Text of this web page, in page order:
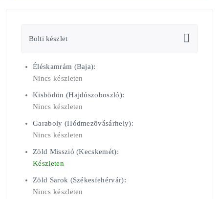
Bolti készlet
Éléskamrám (Baja):
Nincs készleten
Kisbödön (Hajdúszoboszló):
Nincs készleten
Garaboly (Hódmezõvásárhely):
Nincs készleten
Zöld Misszió (Kecskemét):
Készleten
Zöld Sarok (Székesfehérvár):
Nincs készleten